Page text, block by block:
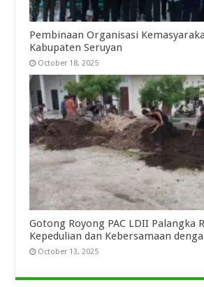
Pembinaan Organisasi
Kabupaten Seruyan
October 18, 2025
Gotong Royong PAC LDII Palangka
Kepedulian dan Kebersamaan
October 13, 2025